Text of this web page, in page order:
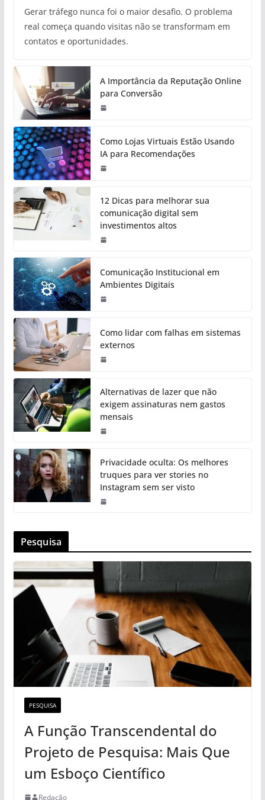
Gerar tráfego nunca foi o maior desafio. O problema
real começa quando visitas não se transformam em
contatos e oportunidades.
A Importância da Reputação Online
para Conversão
Como Lojas Virtuais Estão Usando
IA para Recomendações
12 Dicas para melhorar sua
comunicação digital sem
investimentos altos
Comunicação Institucional em
Ambientes Digitais
Como lidar com falhas em sistemas
externos
Alternativas de lazer que não
exigem assinaturas nem gastos
mensais
Privacidade oculta: Os melhores
truques para ver stories no
Instagram sem ser visto
Pesquisa
PESQUISA
A Função Transcendental do
Projeto de Pesquisa: Mais Que
um Esboço Científico
Redação